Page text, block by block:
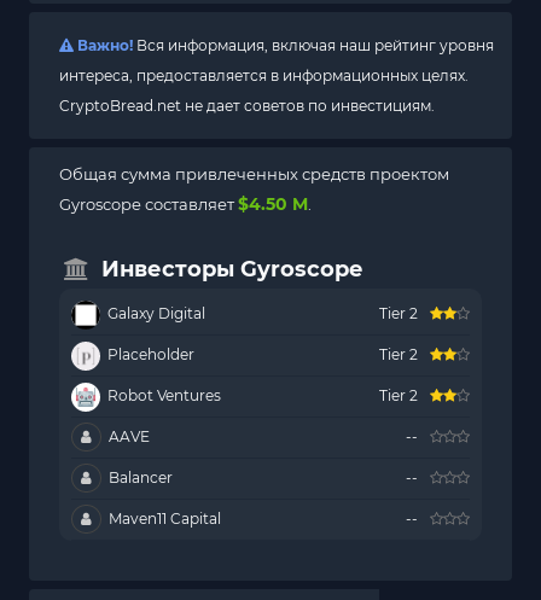
Важно! Вся информация, включая наш рейтинг уровня
интереса, предоставляется в информационных целях.
CryptoBread.net не дает советов по инвестициям.
Общая сумма привлеченных средств проектом
Gyroscope составляет$4.50 M
Инвесторы Gyroscope
Galaxy Digital Tier 2
Placeholder Tier 2
Robot Ventures Tier 2
AAVE --
Balancer --
Maven11 Capital --